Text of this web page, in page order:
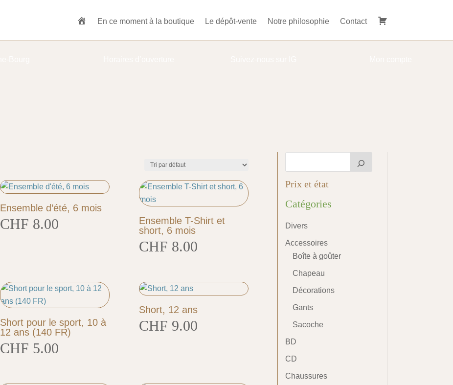
En ce moment à la boutique Le dépôt-vente Notre philosophie Contact
Ensemble d’été, 6 mois
CHF 8.00
Ensemble T-Shirt et
short, 6 mois
CHF 8.00
Short pour le sport, 10 à
12 ans (140 FR)
CHF 5.00
Short, 12 ans
CHF 9.00
Prix et état
Catégories
Divers
Accessoires
Boîte à goûter
Chapeau
Décorations
Gants
Sacoche
BD
CD
Chaussures